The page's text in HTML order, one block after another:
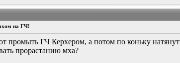
на ГЧ!
промыть ГЧ Керхером, а потом по коньку
прорастанию мха?